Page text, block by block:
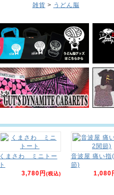
雑貨 > うどん脳
くまさわ ミニトー
ト
3,780円(税込)
音波屋 痛い指
節)
1,080